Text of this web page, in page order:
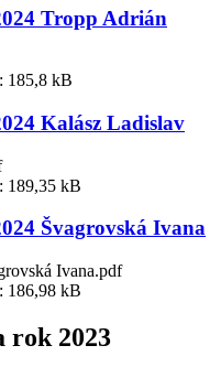
Tropp Adrián
185,8 kB
Kalász Ladislav
189,35 kB
Švagrovská Ivana
Ivana.pdf
186,98 kB
rok 2023